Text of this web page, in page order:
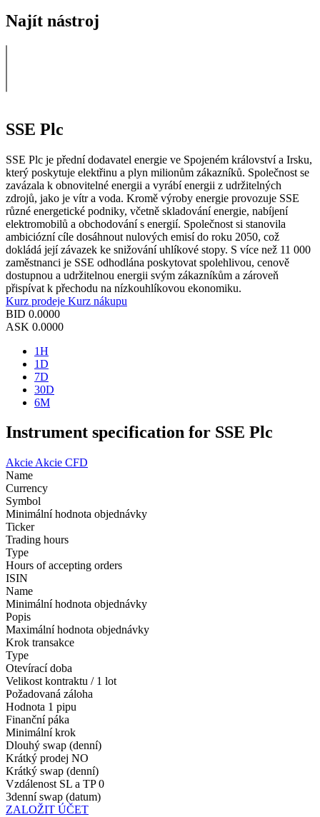
Najít nástroj
SSE Plc
SSE Plc je přední dodavatel energie ve Spojeném království a Irsku,
který poskytuje elektřinu a plyn milionům zákazníků. Společnost se
zavázala k obnovitelné energii a vyrábí energii z udržitelných
zdrojů, jako je vítr a voda. Kromě výroby energie provozuje SSE
různé energetické podniky, včetně skladování energie, nabíjení
elektromobilů a obchodování s energií. Společnost si stanovila
ambiciózní cíle dosáhnout nulových emisí do roku 2050, což
dokládá její závazek ke snižování uhlíkové stopy. S více než 11 000
zaměstnanci je SSE odhodlána poskytovat spolehlivou, cenově
dostupnou a udržitelnou energii svým zákazníkům a zároveň
přispívat k přechodu na nízkouhlíkovou ekonomiku.
Kurz prodeje Kurz nákupu
BID 0.0000
ASK 0.0000
1H
1D
7D
30D
6M
Instrument specification for SSE Plc
Akcie Akcie CFD
Name
Currency
Symbol
Minimální hodnota objednávky
Ticker
Trading hours
Type
Hours of accepting orders
ISIN
Name
Minimální hodnota objednávky
Popis
Maximální hodnota objednávky
Krok transakce
Type
Otevírací doba
Velikost kontraktu / 1 lot
Požadovaná záloha
Hodnota 1 pipu
Finanční páka
Minimální krok
Dlouhý swap (denní)
Krátký prodej NO
Krátký swap (denní)
Vzdálenost SL a TP 0
3denní swap (datum)
ZALOŽIT ÚČET